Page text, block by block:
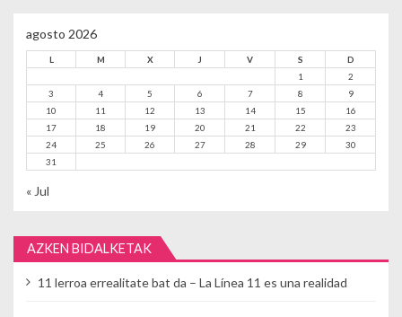
agosto 2026
L M X J V S
D
1
2
3
4 5 6 7 8
9
10
11 12 13 14 15
16
17
18 19 20 21 22
23
24
25 26 27 28 29
30
31
« Jul
AZKEN BIDALKETAK
11 lerroa errealitate bat da – La Línea 11 es una realidad